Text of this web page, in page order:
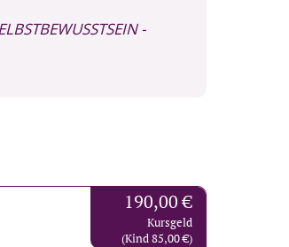
-
190,00 €
Kursgeld
(Kind 85,00 €)